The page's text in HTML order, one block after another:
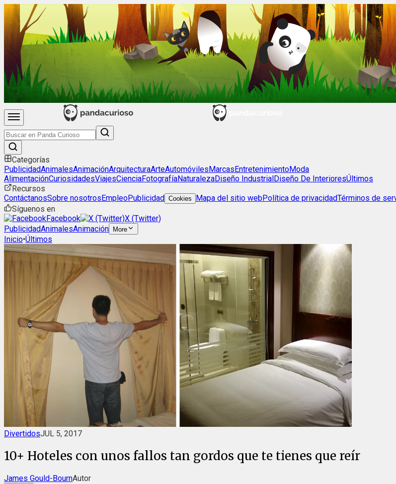
Categorías
PublicidadAnimalesAnimaciónArquitecturaArteAutomóvilesMarcasEntretenimientoModa
AlimentaciónCuriosidadesViajesCienciaFotografíaNaturalezaDiseño IndustrialDiseño De InterioresÚltimos
Recursos
ContáctanosSobre nosotrosEmpleoPublicidad Cookies Mapa del sitio webPolítica de privacidadTérminos de
Síguenos en
Facebook
X (Twitter)
PublicidadAnimalesAnimación More
Inicio•Últimos
DivertidosJUL 5, 2017
10+ Hoteles con unos fallos tan gordos que te tienes que reír
James Gould-BournAutor